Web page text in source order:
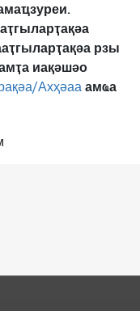
рзы
иақәшәо
Ахҳәаа амҩа